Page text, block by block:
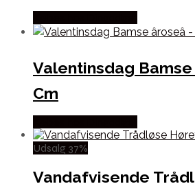
Valentinsdag Bamse
Cm
Udsalg 37%
Vandafvisende